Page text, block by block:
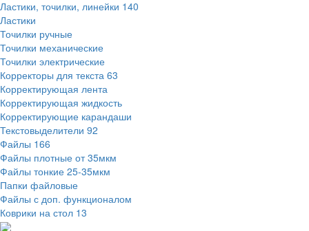
Ластики, точилки, линейки 140
Ластики
Точилки ручные
Точилки механические
Точилки электрические
Корректоры для текста 63
Корректирующая лента
Корректирующая жидкость
Корректирующие карандаши
Текстовыделители 92
Файлы 166
Файлы плотные от 35мкм
Файлы тонкие 25-35мкм
Папки файловые
Файлы с доп. функционалом
Коврики на стол 13